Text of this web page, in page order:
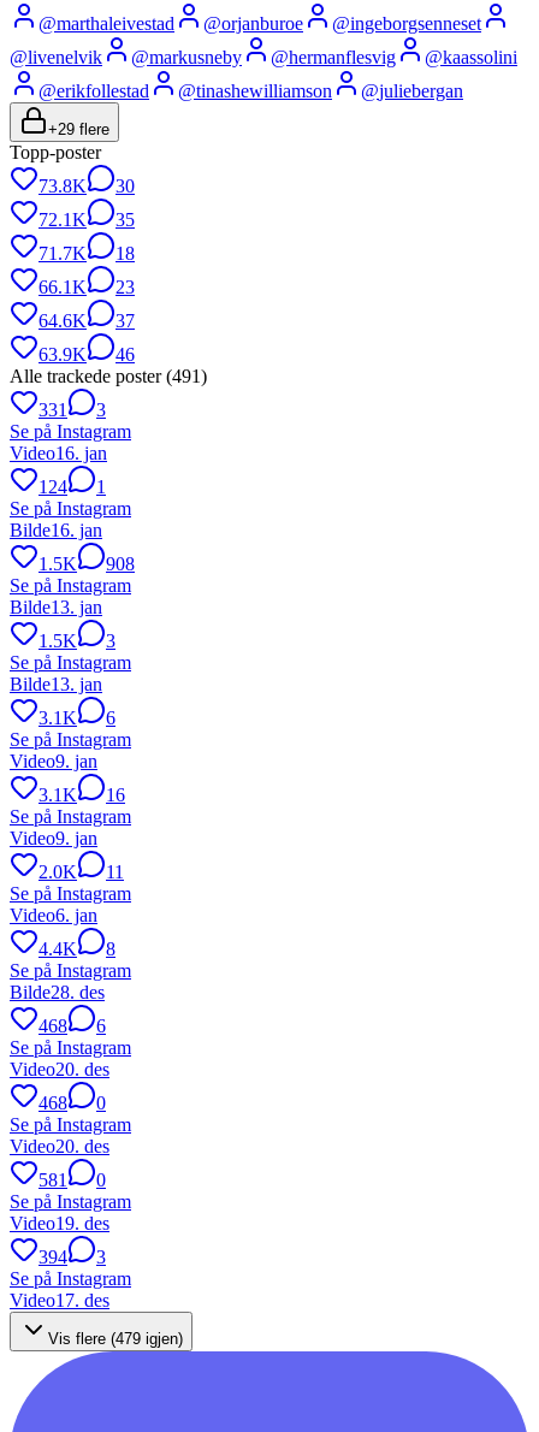
@marthaleivestad @orjanburoe @ingeborgsenneset
@livenelvik @markusneby @hermanflesvig @kaassolini
@erikfollestad @tinashewilliamson @juliebergan
+29 flere
Topp-poster
73.8K
30
72.1K
35
71.7K
18
66.1K
23
64.6K
37
63.9K
46
Alle trackede poster (491)
331
3
Se på Instagram
Video16. jan
124
1
Se på Instagram
Bilde16. jan
1.5K
908
Se på Instagram
Bilde13. jan
1.5K
3
Se på Instagram
Bilde13. jan
3.1K
6
Se på Instagram
Video9. jan
3.1K
16
Se på Instagram
Video9. jan
2.0K
11
Se på Instagram
Video6. jan
4.4K
8
Se på Instagram
Bilde28. des
468
6
Se på Instagram
Video20. des
468
0
Se på Instagram
Video20. des
581
0
Se på Instagram
Video19. des
394
3
Se på Instagram
Video17. des
Vis flere (479 igjen)